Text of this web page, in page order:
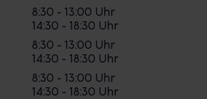
8:30 - 13:00 Uhr
14:30 - 18:30 Uhr
8:30 - 13:00 Uhr
14:30 - 18:30 Uhr
8:30 - 13:00 Uhr
14:30 - 18:30 Uhr